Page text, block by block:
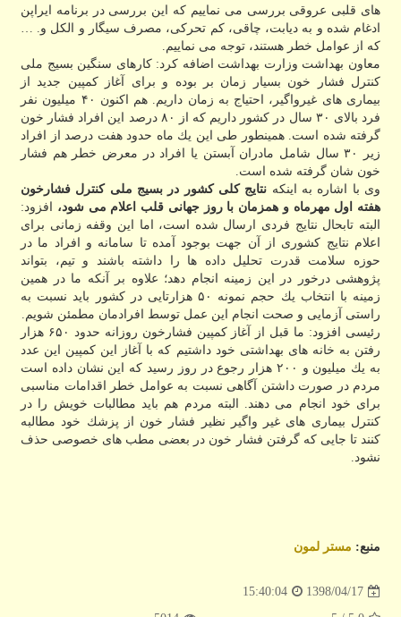
های قلبی عروقی بررسی می نماییم كه این بررسی در برنامه ایراپن
ادغام شده و به دیابت، چاقی، كم تحركی، مصرف سیگار و الكل و. …
كه از عوامل خطر هستند، توجه می نماییم.
معاون بهداشت وزارت بهداشت اضافه كرد: كارهای سنگین بسیج ملی
كنترل فشار خون بسیار زمان بر بوده و برای آغاز كمپین جدید از
بیماری های غیرواگیر، احتیاج به زمان داریم. هم اكنون ۴۰ میلیون نفر
فرد بالای ۳۰ سال در كشور داریم كه از ۸۰ درصد این افراد فشار خون
گرفته شده است. همینطور طی این یك ماه حدود هفت درصد از افراد
زیر ۳۰ سال شامل مادران آبستن یا افراد در معرض خطر هم فشار
خون شان گرفته شده است.
وی با اشاره به اینكه نتایج كلی كشور در بسیج ملی كنترل فشارخون
هفته اول مهرماه و همزمان با روز جهانی قلب اعلام می شود، افزود:
البته تابحال نتایج فردی ارسال شده است، اما این وقفه زمانی برای
اعلام نتایج كشوری از آن جهت بوجود آمده تا سامانه و افراد ما در
حوزه سلامت قدرت تحلیل داده ها را داشته باشند و تیم، بتواند
پژوهشی درخور در این زمینه انجام دهد؛ علاوه بر آنكه ما در همین
زمینه با انتخاب یك حجم نمونه ۵۰ هزارتایی در كشور باید نسبت به
راستی آزمایی و صحت انجام این عمل توسط افرادمان مطمئن شویم.
رئیسی افزود: ما قبل از آغاز كمپین فشارخون روزانه حدود ۶۵۰ هزار
رفتن به خانه های بهداشتی خود داشتیم كه با آغاز این كمپین این عدد
به یك میلیون و ۲۰۰ هزار رجوع در روز رسید كه این نشان داده است
مردم در صورت داشتن آگاهی نسبت به عوامل خطر اقدامات مناسبی
برای خود انجام می دهند. البته مردم هم باید مطالبات خویش را در
كنترل بیماری های غیر واگیر نظیر فشار خون از پزشك خود مطالبه
كنند تا جایی كه گرفتن فشار خون در بعضی مطب های خصوصی حذف
نشود.
منبع: مستر لمون
1398/04/17
15:40:04